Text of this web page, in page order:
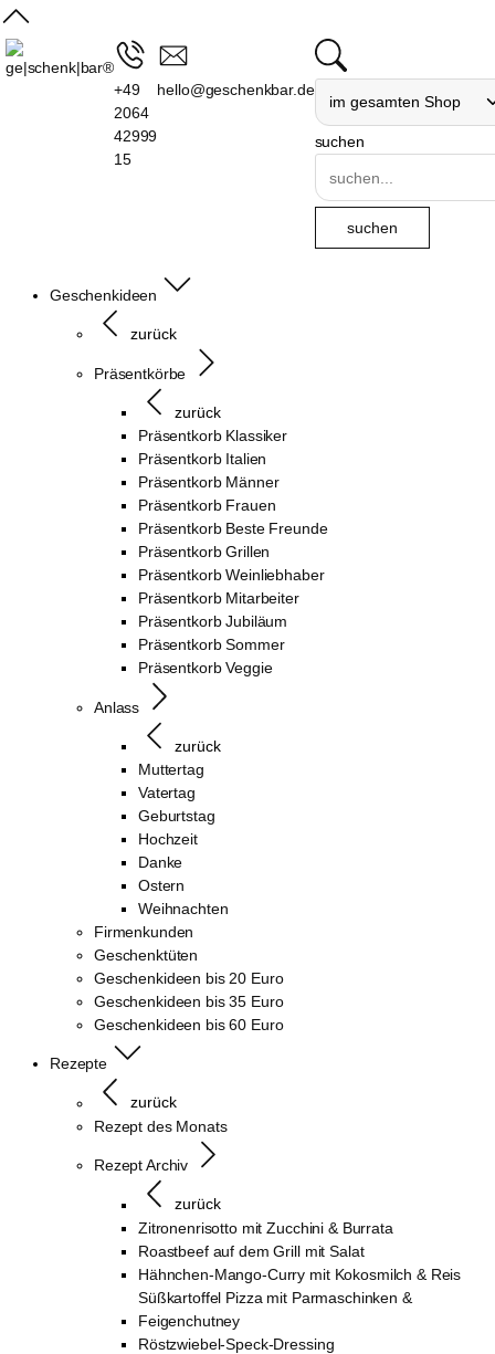
+49
2064
42999
15
hello@geschenkbar.de
suchen
Geschenkideen
zurück
Präsentkörbe
zurück
Präsentkorb Klassiker
Präsentkorb Italien
Präsentkorb Männer
Präsentkorb Frauen
Präsentkorb Beste Freunde
Präsentkorb Grillen
Präsentkorb Weinliebhaber
Präsentkorb Mitarbeiter
Präsentkorb Jubiläum
Präsentkorb Sommer
Präsentkorb Veggie
Anlass
zurück
Muttertag
Vatertag
Geburtstag
Hochzeit
Danke
Ostern
Weihnachten
Firmenkunden
Geschenktüten
Geschenkideen bis 20 Euro
Geschenkideen bis 35 Euro
Geschenkideen bis 60 Euro
Rezepte
zurück
Rezept des Monats
Rezept Archiv
zurück
Zitronenrisotto mit Zucchini & Burrata
Roastbeef auf dem Grill mit Salat
Hähnchen-Mango-Curry mit Kokosmilch & Reis
Süßkartoffel Pizza mit Parmaschinken &
Feigenchutney
Röstzwiebel-Speck-Dressing